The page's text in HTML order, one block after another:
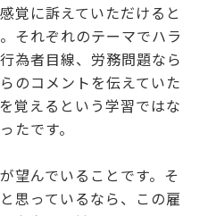
覚に訴えていただけると
それぞれのテーマでハラ
為者目線、労務問題なら
のコメントを伝えていた
覚えるという学習ではな
たです。
望んでいることです。そ
思っているなら、この雇